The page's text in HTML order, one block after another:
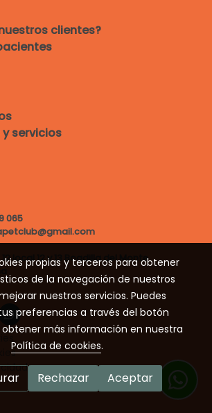
clientes?
servicios
065
12 local 12 y 13 Boadilla del Monte
propias y terceros para obtener
de la navegación de nuestros
nuestros servicios. Puedes
preferencias a través del botón
obtener más información en nuestra
Política de cookies.
Rechazar Aceptar